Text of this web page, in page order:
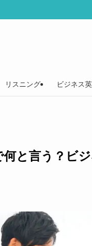
リスニング ビジネス
何と言う？ビ